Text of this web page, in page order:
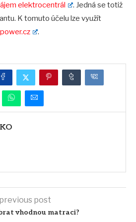
elektrocentrál
. Jedná se totiž
K tomuto účelu lze využít
.
previous post
vhodnou matraci?